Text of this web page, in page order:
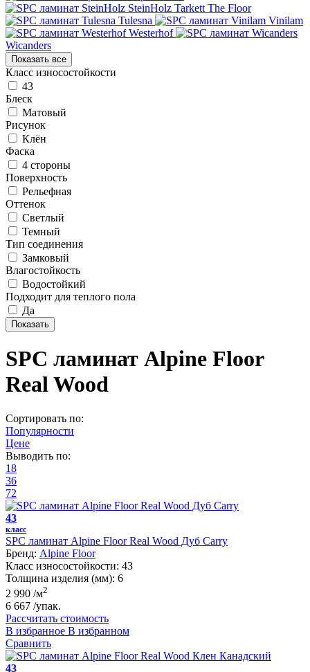
SteinHolz Tarkett The Floor
Tulesna
Vinilam
Westerhof
Wicanders
Показать все
Класс износостойкости
43
Блеск
Матовый
Рисунок
Клён
Фаска
4 стороны
Поверхность
Рельефная
Оттенок
Светлый
Темный
Тип соединения
Замковый
Влагостойкость
Водостойкий
Подходит для теплого пола
Да
SPC ламинат Alpine Floor
Real Wood
Сортировать по:
Популярности
Цене
Выводить по:
18
36
72
43
класс
SPC ламинат Alpine Floor Real Wood Дуб Carry
Бренд: Alpine Floor
Класс износостойкости: 43
Толщина изделия (мм): 6
2 990 /м2
6 667 /упак.
Рассчитать стоимость
В избранное В избранном
Сравнить
43